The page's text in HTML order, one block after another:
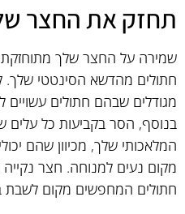
תחזק את החצר
שמירה על החצר שלך מתוחזקת
חתולים מהדשא הסינטטי שלך.
מגודלים שבהם חתולים
בנוסף, הסר בקביעות כל
המלאכותי שלך, מכיוון שהם
מקום נעים למנוחה. חצר
חתולים המחפשים מקום לשבת